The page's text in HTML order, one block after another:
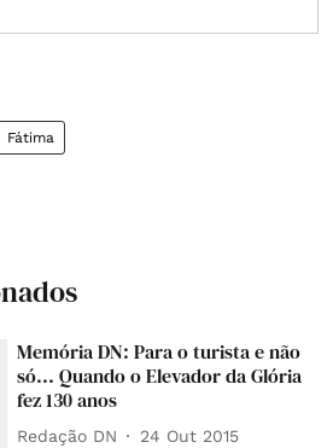
Fátima
Memória DN: Para o turista e não
só... Quando o Elevador da Glória
fez 130 anos
Redação DN 24 Out 2015